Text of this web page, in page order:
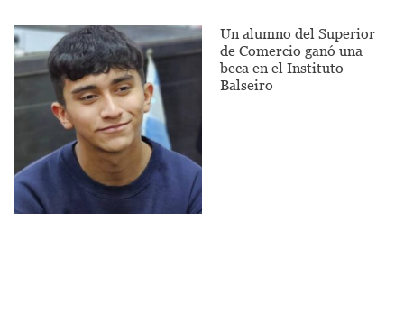
Un alumno del Superior
de Comercio ganó una
beca en el Instituto
Balseiro